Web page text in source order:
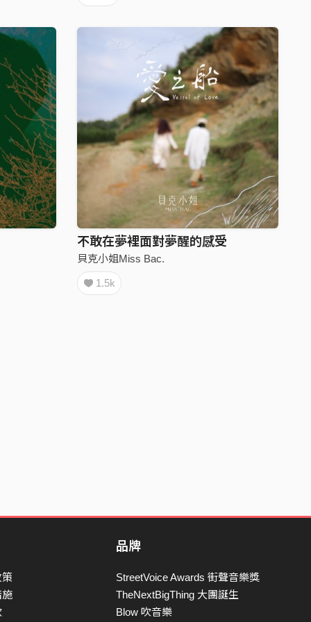
不敢在夢裡面對夢醒的感受
貝克小姐Miss Bac.
1.5k
策
施
品牌
StreetVoice Awards 街聲音樂獎
TheNextBigThing 大團誕生
Blow 吹音樂